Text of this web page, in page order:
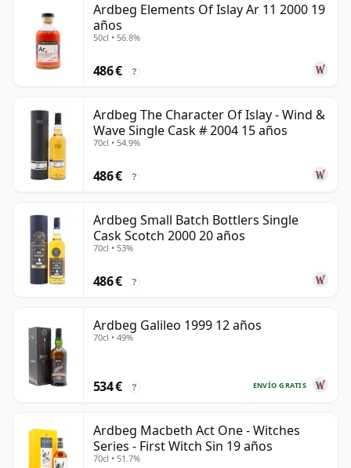
Ardbeg Elements Of Islay Ar 11 2000 19
años
50cl • 56.8%
486 € ?
Ardbeg The Character Of Islay - Wind &
Wave Single Cask # 2004 15 años
70cl • 54.9%
486 € ?
Ardbeg Small Batch Bottlers Single
Cask Scotch 2000 20 años
70cl • 53%
486 € ?
Ardbeg Galileo 1999 12 años
70cl • 49%
ENVÍO GRATIS
534 € ?
Ardbeg Macbeth Act One - Witches
Series - First Witch Sin 19 años
70cl • 51.7%